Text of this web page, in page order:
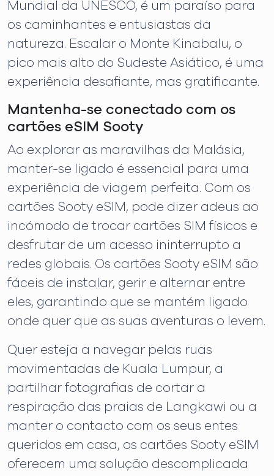
Mundial da UNESCO, é um paraíso para
os caminhantes e entusiastas da
natureza. Escalar o Monte Kinabalu, o
pico mais alto do Sudeste Asiático, é uma
experiência desafiante, mas gratificante.
Mantenha-se conectado com os
cartões eSIM Sooty
Ao explorar as maravilhas da Malásia,
manter-se ligado é essencial para uma
experiência de viagem perfeita. Com os
cartões Sooty eSIM, pode dizer adeus ao
incómodo de trocar cartões SIM físicos e
desfrutar de um acesso ininterrupto a
redes globais. Os cartões Sooty eSIM são
fáceis de instalar, gerir e alternar entre
eles, garantindo que se mantém ligado
onde quer que as suas aventuras o levem.
Quer esteja a navegar pelas ruas
movimentadas de Kuala Lumpur, a
partilhar fotografias de cortar a
respiração das praias de Langkawi ou a
manter o contacto com os seus entes
queridos em casa, os cartões Sooty eSIM
oferecem uma solução descomplicada